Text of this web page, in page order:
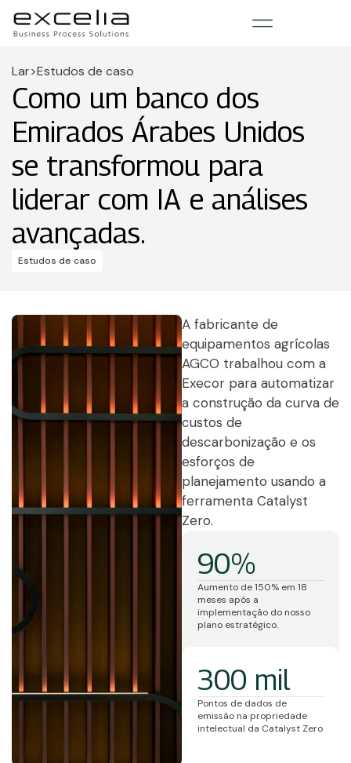
Lar>Estudos de caso
Como um banco dos
Emirados Árabes Unidos
se transformou para
liderar com IA e análises
avançadas.
Estudos de caso
A fabricante de
equipamentos agrícolas
AGCO trabalhou com a
Execor para automatizar
a construção da curva de
custos de
descarbonização e os
esforços de
planejamento usando a
ferramenta Catalyst
Zero.
90%
Aumento de 150% em 18
meses após a
implementação do nosso
plano estratégico.
300 mil
Pontos de dados de
emissão na propriedade
intelectual da Catalyst Zero